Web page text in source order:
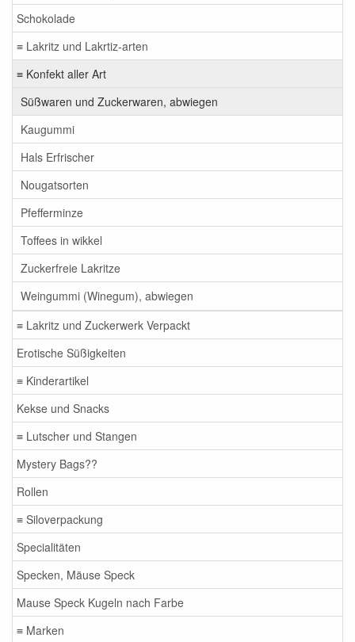
Schokolade
≡ Lakritz und Lakrtiz-arten
≡ Konfekt aller Art
Süßwaren und Zuckerwaren, abwiegen
Kaugummi
Hals Erfrischer
Nougatsorten
Pfefferminze
Toffees in wikkel
Zuckerfreie Lakritze
Weingummi (Winegum), abwiegen
≡ Lakritz und Zuckerwerk Verpackt
Erotische Süßigkeiten
≡ Kinderartikel
Kekse und Snacks
≡ Lutscher und Stangen
Mystery Bags??
Rollen
≡ Siloverpackung
Specialitäten
Specken, Mäuse Speck
Mause Speck Kugeln nach Farbe
≡ Marken